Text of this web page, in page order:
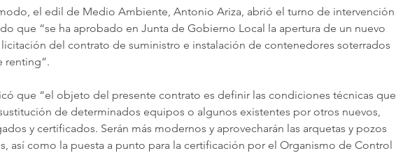
el edil de Medio Ambiente, Antonio Ariza, abrió el turno de intervención
que “se ha aprobado en Junta de Gobierno Local la apertura de un nuevo
del contrato de suministro e instalación de contenedores soterrados
renting”.
que “el objeto del presente contrato es definir las condiciones técnicas que
de determinados equipos o algunos existentes por otros nuevos,
y certificados. Serán más modernos y aprovecharán las arquetas y pozos
así como la puesta a punto para la certificación por el Organismo de Control